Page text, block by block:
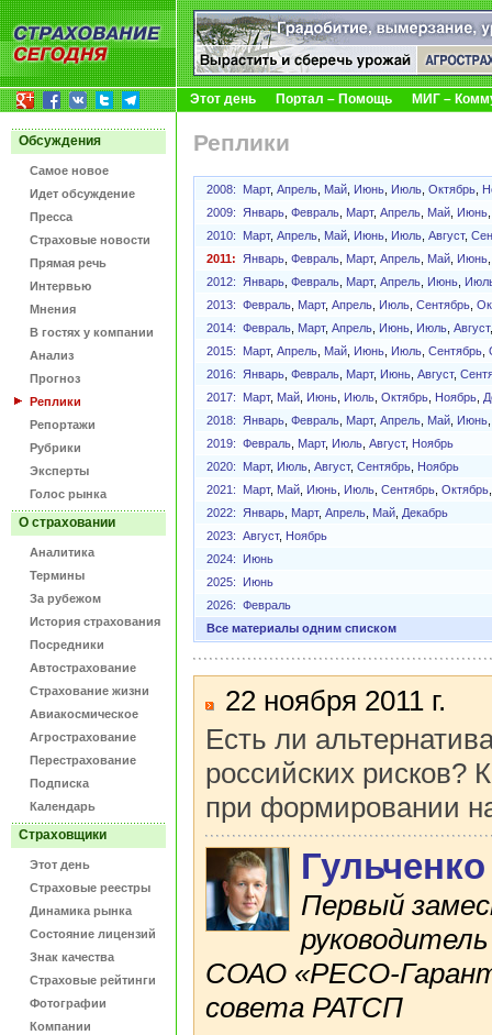
Этот день Портал – Помощь МИГ –
Обсуждения
Самое новое
Идет обсуждение
Пресса
Страховые новости
Прямая речь
Интервью
Мнения
В гостях у компании
Анализ
Прогноз
Реплики
Репортажи
Рубрики
Эксперты
Голос рынка
О страховании
Аналитика
Термины
За рубежом
История страхования
Посредники
Автострахование
Страхование жизни
Авиакосмическое
Агрострахование
Перестрахование
Подписка
Календарь
Страховщики
Этот день
Страховые реестры
Динамика рынка
Состояние лицензий
Знак качества
Страховые рейтинги
Фотографии
Компании
Реплики
2008: Март, Апрель Май Июнь Июль Октябрь
2009:
Январь Февраль Март, Апрель Май Июнь
2010:
Март, Апрель Май Июнь Июль Август,
2011:
Январь Февраль Март, Апрель Май Июнь
2012:
Январь Февраль Март, Апрель Июнь
2013: Февраль Март, Апрель Июль Сентябрь
2014: Февраль Март, Апрель Июнь Июль Август
2015:
Март, Апрель Май Июнь Июль Сентябрь
2016:
Январь Февраль Март, Июнь Август,
2017:
Март, Май Июнь Июль Октябрь Ноябрь
2018:
Январь Февраль Март, Апрель Май Июнь
2019: Февраль Март, Июль Август, Ноябрь
2020:
Март, Июль Август, Сентябрь
Ноябрь
2021:
Март, Май Июнь Июль Сентябрь Октябрь
2022:
Январь Март, Апрель Май Декабрь
2023: Август, Ноябрь
2024:
Июнь
2025:
Июнь
2026: Февраль
Все материалы одним списком
22 ноября 2011 г.
Есть ли
российских
при формировании
Первый
СОАО «РЕСО-
совета РАТСП